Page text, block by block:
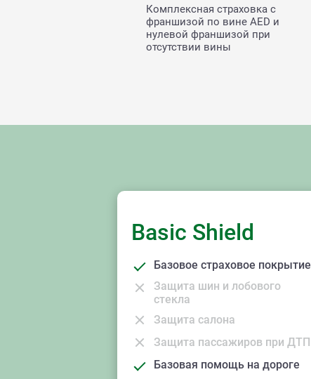
Комплексная страховка с
франшизой по вине AED и
нулевой франшизой при
отсутствии вины
Basic Shield
Базовое страховое покрытие
Защита шин и лобового
стекла
Защита салона
Защита пассажиров при ДТП
Базовая помощь на дороге